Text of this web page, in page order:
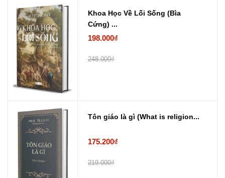
Khoa Học Về Lối Sống (Bìa
Cứng) ...
198.000₫
248.000₫
Tôn giáo là gì (What is religion...
175.200₫
219.000₫